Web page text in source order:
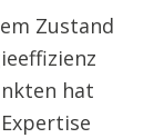
Zustand
hat